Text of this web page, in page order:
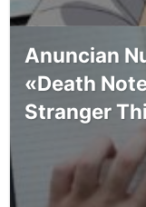
Anuncian
«Death
Stranger